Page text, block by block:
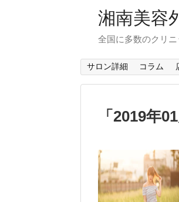
湘南美容
全国に多数のクリ
サロン詳細 コラム
「 2019年01